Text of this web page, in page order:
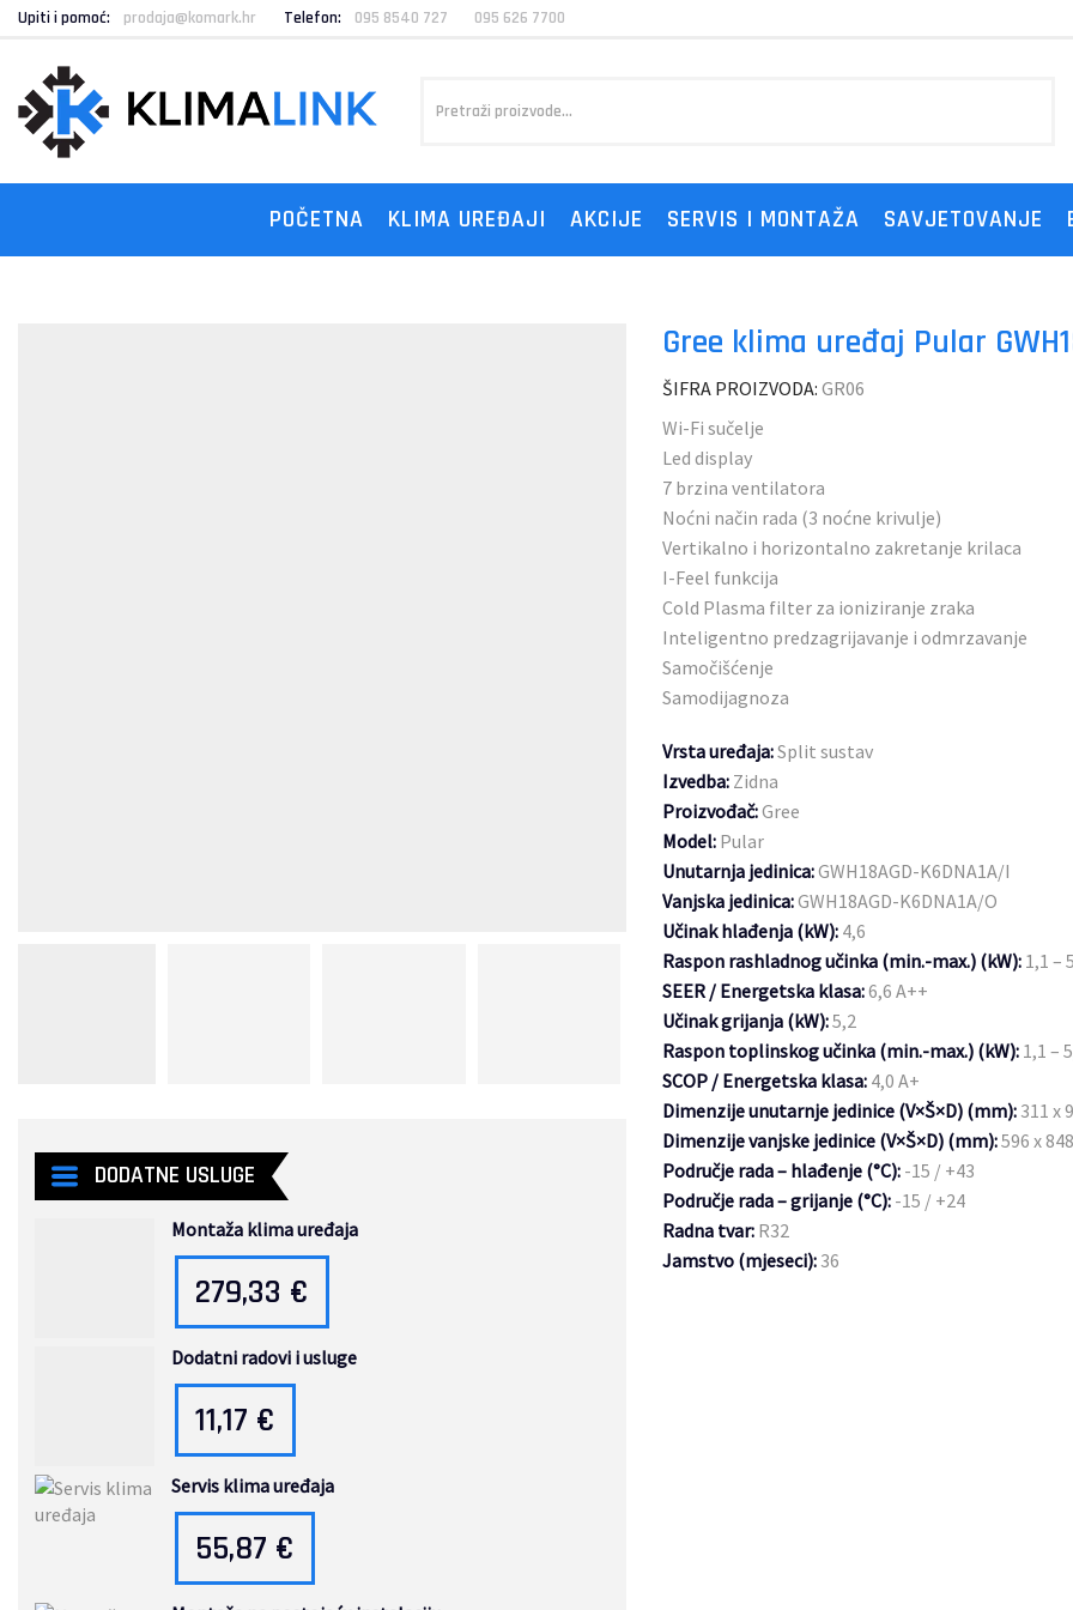
Upiti i pomoć: prodaja@komark.hr Telefon: 095 8540 727 095 626 7700
POČETNA KLIMA UREĐAJI AKCIJE SERVIS I MONTAŽA SAVJETOVANJE
DODATNE USLUGE
Montaža klima uređaja
279,33 €
Dodatni radovi i usluge
11,17 €
Servis klima uređaja
55,87 €
Gree klima uređaj Pular
ŠIFRA PROIZVODA: GR06
Wi-Fi sučelje
Led display
7 brzina ventilatora
Noćni način rada (3 noćne krivulje)
Vertikalno i horizontalno zakretanje krilaca
I-Feel funkcija
Cold Plasma filter za ioniziranje zraka
Inteligentno predzagrijavanje i odmrzavanje
Samočišćenje
Samodijagnoza
Vrsta uređaja:Split sustav
Izvedba:Zidna
Proizvođač:Gree
Model:Pular
Unutarnja jedinica:GWH18AGD-K6DNA1A/I
Vanjska jedinica:GWH18AGD-K6DNA1A/O
Učinak hlađenja (kW):4,6
Raspon rashladnog učinka (min.-max.) (kW):1,1 –
SEER / Energetska klasa:6,6 A++
Učinak grijanja (kW):5,2
Raspon toplinskog učinka (min.-max.) (kW):1,1 –
SCOP / Energetska klasa:4,0 A+
Dimenzije unutarnje jedinice (V×Š×D) (mm):311 x
Dimenzije vanjske jedinice (V×Š×D) (mm):596 x
Područje rada – hlađenje (°C):-15 / +43
Područje rada – grijanje (°C):-15 / +24
Radna tvar:R32
Jamstvo (mjeseci):36